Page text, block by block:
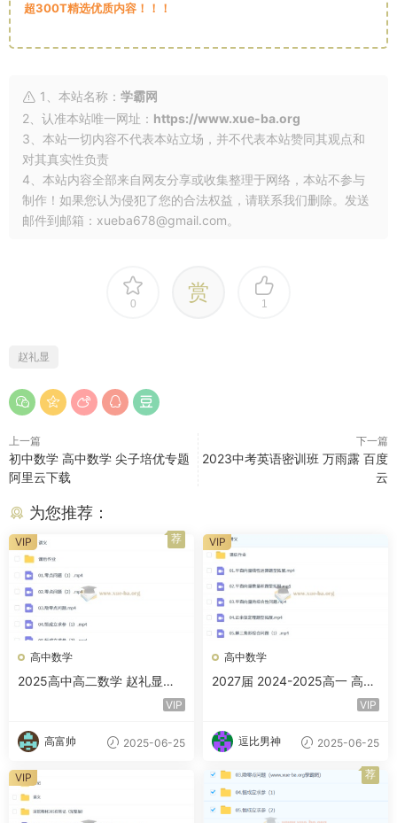
超300T精选优质内容！！！
1、本站名称： 学霸网
2、认准本站唯一网址： https://www.xue-ba.org
3、本站一切内容不代表本站立场，并不代表本站赞同其观点和
对其真实性负责
4、本站内容全部来自网友分享或收集整理于网络，本站不参与
制作！如果您认为侵犯了您的合法权益，请联系我们删除。发送
邮件到邮箱：xueba678@gmail.com。
0 赏 1
赵礼显
上一篇
初中数学 高中数学 尖子培优专题
阿里云下载
下一篇
2023中考英语密训班 万雨露 百度
云
为您推荐：
高中数学
2025高中高二数学 赵礼显数
VIP
高富帅 2025-06-25
VIP 荐
高中数学
2027届 2024-2025高一 高中
数学 赵礼显数学全年 暑假秋VIP
逗比男神 2025-06-25
VIP
VIP 荐